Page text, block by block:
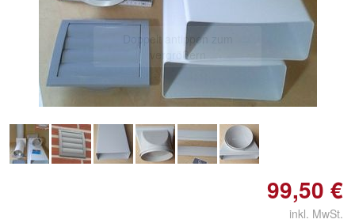
Doppelt antippen zum
vergrößern
99,50 €
inkl. MwSt.